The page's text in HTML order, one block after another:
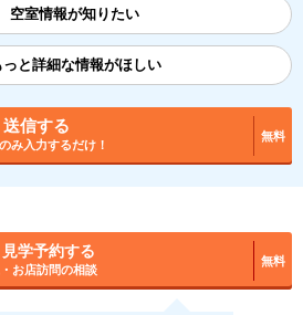
空室情報が知りたい
っと詳細な情報がほしい
送信する
み入力するだけ！
無料
見学予約する
お店訪問の相談
無料